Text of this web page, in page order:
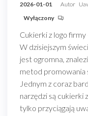
2026-01-01 Autor
Wyłączony
Cukierki z logo
W dzisiejszym
jest ogromna,
metod promowania
Jednym z coraz
narzędzi są cukierki
tylko przyciągają